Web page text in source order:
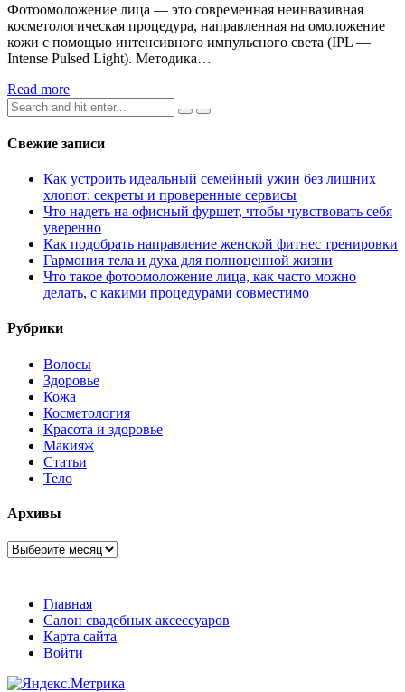
Фотоомоложение лица — это современная неинвазивная
косметологическая процедура, направленная на омоложение
кожи с помощью интенсивного импульсного света (IPL —
Intense Pulsed Light). Методика…
Read more
Search
for:
Свежие записи
Как устроить идеальный семейный ужин без лишних
хлопот: секреты и проверенные сервисы
Что надеть на офисный фуршет, чтобы чувствовать себя
уверенно
Как подобрать направление женской фитнес тренировки
Гармония тела и духа для полноценной жизни
Что такое фотоомоложение лица, как часто можно
делать, с какими процедурами совместимо
Рубрики
Волосы
Здоровье
Кожа
Косметология
Красота и здоровье
Макияж
Статьи
Тело
Архивы
Архивы
Главная
Салон свадебных аксессуаров
Карта сайта
Войти